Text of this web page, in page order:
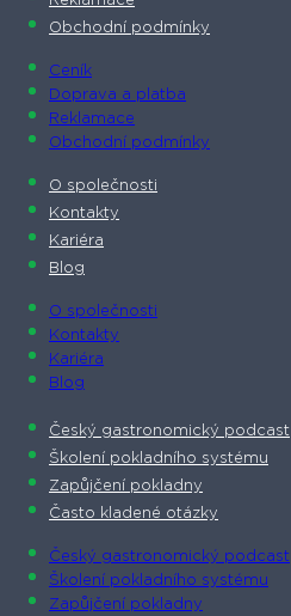
Obchodní podmínky
Ceník
Doprava a platba
Reklamace
Obchodní podmínky
O společnosti​
Kontakty
Kariéra
Blog
O společnosti​
Kontakty
Kariéra
Blog
Český gastronomický podcast​
Školení pokladního systému
Zapůjčení pokladny
Často kladené otázky
Český gastronomický podcast​
Školení pokladního systému
Zapůjčení pokladny